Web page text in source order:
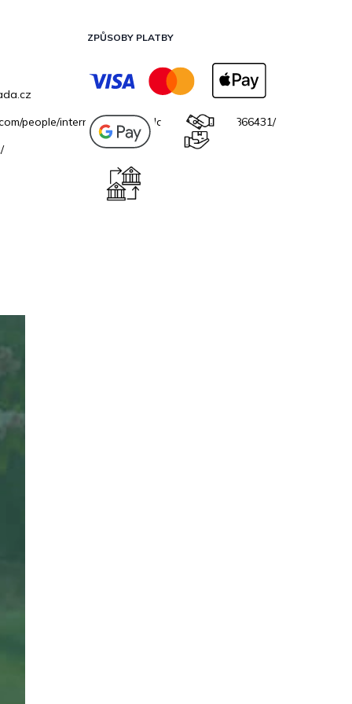
people/internetovazahradacz/100069706866431/
ZPŮSOBY PLATBY